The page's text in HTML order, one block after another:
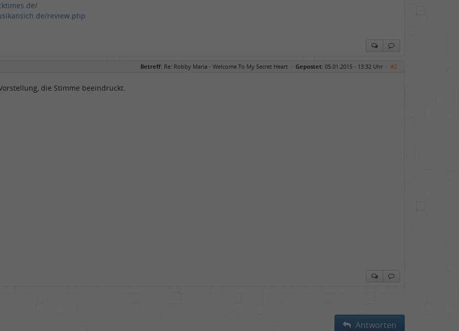
review.php
Betreff: Re: Robby Maria - Welcome To My Secret Heart · Gepostet: 05.01.2015 - 13:32 Uhr · #2
die Stimme beeindruckt.
Antworten